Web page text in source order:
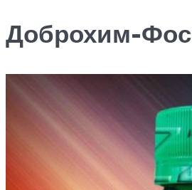
Доброхим-Фос